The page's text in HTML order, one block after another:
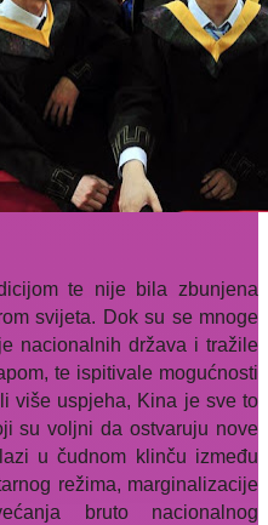
te nije bila zbunjena
svijeta. Dok su se mnoge
nacionalnih država i tražile
te ispitivale mogućnosti
više uspjeha, Kina je sve to
su voljni da ostvaruju nove
u čudnom klinču između
režima, marginalizacije
bruto nacionalnog